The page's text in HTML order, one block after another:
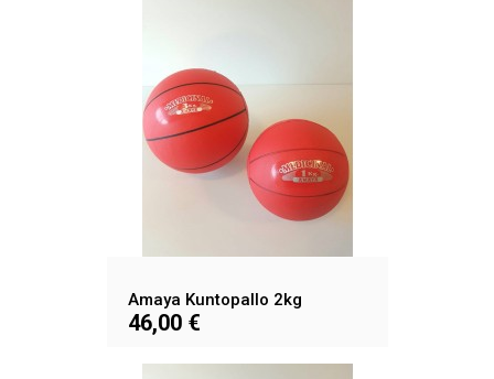
Amaya Kuntopallo 2kg
46,00 €